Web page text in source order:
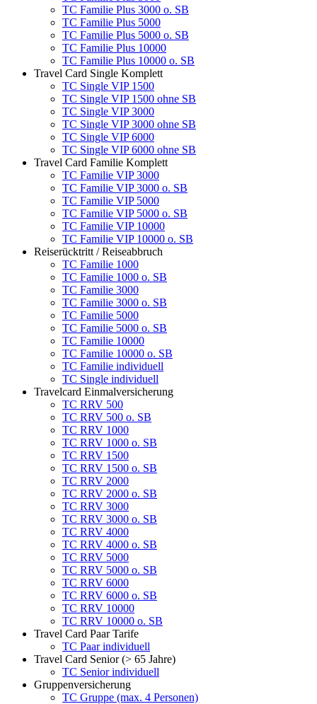
TC Familie Plus 3000 o. SB
TC Familie Plus 5000
TC Familie Plus 5000 o. SB
TC Familie Plus 10000
TC Familie Plus 10000 o. SB
Travel Card Single Komplett
TC Single VIP 1500
TC Single VIP 1500 ohne SB
TC Single VIP 3000
TC Single VIP 3000 ohne SB
TC Single VIP 6000
TC Single VIP 6000 ohne SB
Travel Card Familie Komplett
TC Familie VIP 3000
TC Familie VIP 3000 o. SB
TC Familie VIP 5000
TC Familie VIP 5000 o. SB
TC Familie VIP 10000
TC Familie VIP 10000 o. SB
Reiserücktritt / Reiseabbruch
TC Familie 1000
TC Familie 1000 o. SB
TC Familie 3000
TC Familie 3000 o. SB
TC Familie 5000
TC Familie 5000 o. SB
TC Familie 10000
TC Familie 10000 o. SB
TC Familie individuell
TC Single individuell
Travelcard Einmalversicherung
TC RRV 500
TC RRV 500 o. SB
TC RRV 1000
TC RRV 1000 o. SB
TC RRV 1500
TC RRV 1500 o. SB
TC RRV 2000
TC RRV 2000 o. SB
TC RRV 3000
TC RRV 3000 o. SB
TC RRV 4000
TC RRV 4000 o. SB
TC RRV 5000
TC RRV 5000 o. SB
TC RRV 6000
TC RRV 6000 o. SB
TC RRV 10000
TC RRV 10000 o. SB
Travel Card Paar Tarife
TC Paar individuell
Travel Card Senior (> 65 Jahre)
TC Senior individuell
Gruppenversicherung
TC Gruppe (max. 4 Personen)